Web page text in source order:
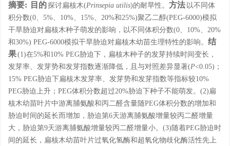
摘要: 目的探讨扁核木(Prinsepia utilis)的耐旱性。 方法 以不同体
积分数(0、5%、10%、15%、20%和25%)聚乙二醇(PEG-6000)模拟
干旱胁迫对扁核木种子萌发的影响，以不同体积分数(0、10%、20%
和30%) PEG-6000模拟干旱胁迫对扁核木幼苗生理特性的影响。 结
果(1)在5%和10% PEG胁迫下，扁核木种子的发芽持续时间变长，
发芽率、发芽势和发芽指数逐渐降低，且与对照差异显著(P<0.05)；
15% PEG胁迫下扁核木发芽率、发芽势和发芽指数等指标较10%
PEG胁迫上升；PEG体积分数超过20%胁迫下种子不能萌发。(2)扁
核木幼苗叶片中游离脯氨酸和丙二醛含量随PEG体积分数的增加和
胁迫时间的延长而增加，胁迫第6天游离脯氨酸增量较丙二醛增量
大，胁迫第9天游离脯氨酸增量较丙二醛增量小。(3)随着PEG胁迫时
间的延长，扁核木幼苗叶片过氧化氢酶和超氧化物歧化酶活性先上